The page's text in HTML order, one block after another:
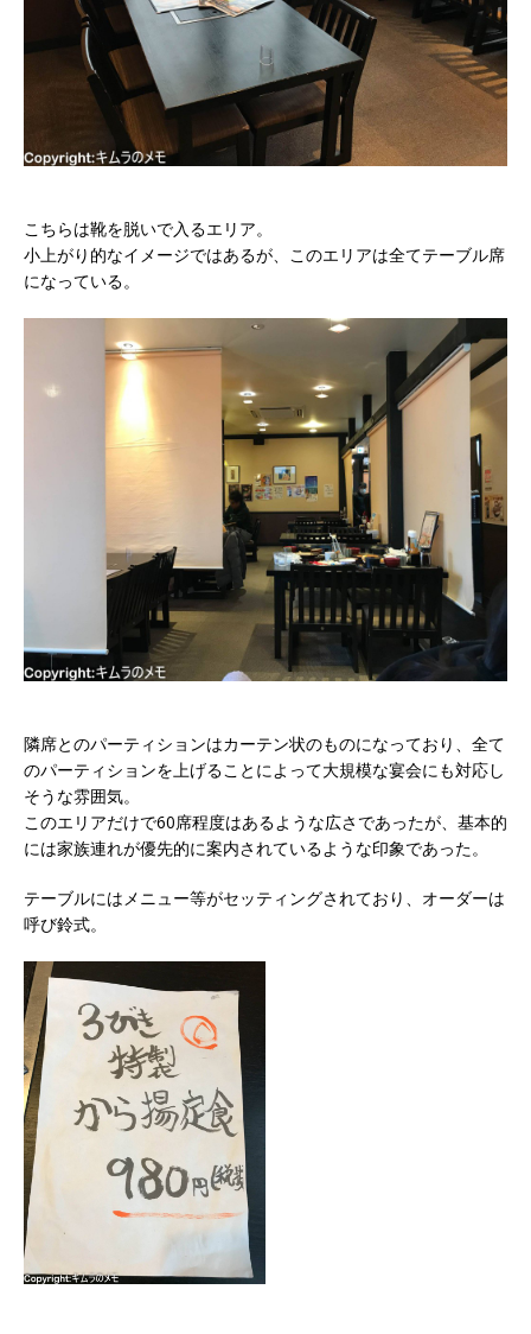
こちらは靴を脱いで入るエリア。
小上がり的なイメージではあるが、このエリアは全てテーブル席
になっている。
隣席とのパーティションはカーテン状のものになっており、全て
のパーティションを上げることによって大規模な宴会にも対応し
そうな雰囲気。
このエリアだけで60席程度はあるような広さであったが、基本的
には家族連れが優先的に案内されているような印象であった。
テーブルにはメニュー等がセッティングされており、オーダーは
呼び鈴式。